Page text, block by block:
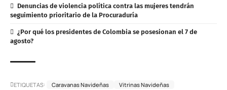
Denuncias de violencia política contra las mujeres tendrán
seguimiento prioritario de la Procuraduría
¿Por qué los presidentes de Colombia se posesionan el 7 de
agosto?
ETIQUETAS: Caravanas Navideñas Vitrinas Navideñas